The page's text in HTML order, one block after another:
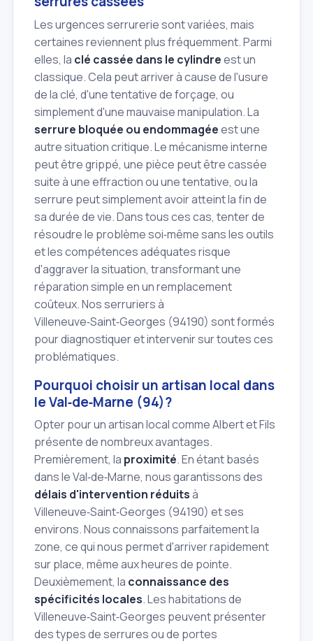
Les urgences serrurerie sont variées, mais
certaines reviennent plus fréquemment. Parmi
elles, la clé cassée dans le cylindreest un
classique. Cela peut arriver à cause de l'usure
de la clé, d'une tentative de forçage, ou
simplement d'une mauvaise manipulation. La
serrure bloquée ou endommagéeest une
autre situation critique. Le mécanisme interne
peut être grippé, une pièce peut être cassée
suite à une effraction ou une tentative, ou la
serrure peut simplement avoir atteint la fin de
sa durée de vie. Dans tous ces cas, tenter de
résoudre le problème soi‑même sans les outils
et les compétences adéquates risque
d'aggraver la situation, transformant une
réparation simple en un remplacement
coûteux. Nos serruriers à
Villeneuve‑Saint‑Georges (94190) sont formés
pour diagnostiquer et intervenir sur toutes ces
problématiques.
Pourquoi choisir un artisan local dans
le Val‑de‑Marne (94)?
Opter pour un artisan local comme Albert et Fils
présente de nombreux avantages.
Premièrement, la proximité. En étant basés
dans le Val‑de‑Marne, nous garantissons des
délais d'intervention réduitsà
Villeneuve‑Saint‑Georges (94190) et ses
environs. Nous connaissons parfaitement la
zone, ce qui nous permet d'arriver rapidement
sur place, même aux heures de pointe.
Deuxièmement, la connaissance des
spécificités locales. Les habitations de
Villeneuve‑Saint‑Georges peuvent présenter
des types de serrures ou de portes